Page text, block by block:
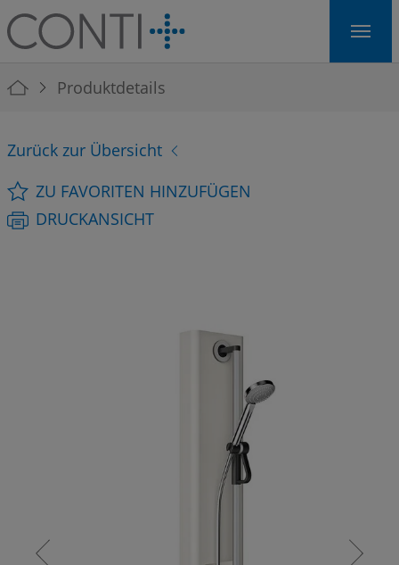
Skip to main navigation
Skip to main content
Skip to page footer
You are here:
Produktdetails
Zurück zur Übersicht
ZU FAVORITEN HINZUFÜGEN
DRUCKANSICHT